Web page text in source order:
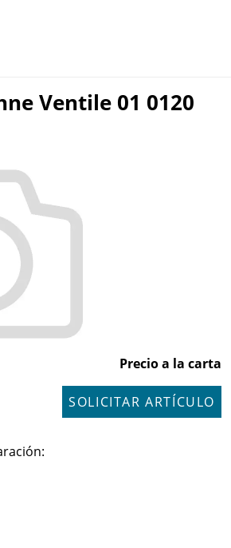
Ventile 01 0120
Precio a la carta
SOLICITAR ARTÍCULO